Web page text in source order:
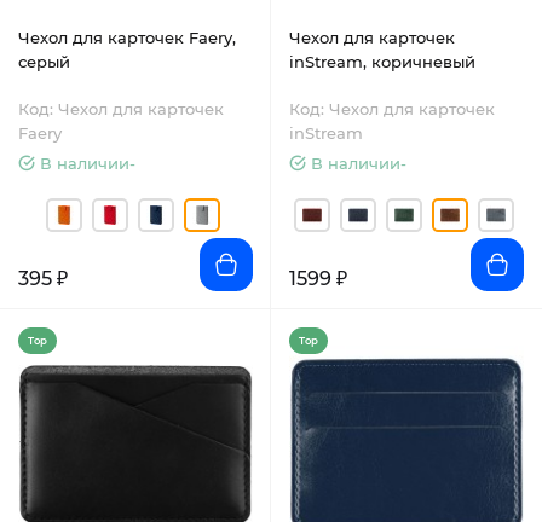
Чехол для карточек Faery,
серый
Код: Чехол для карточек
Faery
В наличии-
395 ₽
Чехол для карточек
inStream, коричневый
Код: Чехол для карточек
inStream
В наличии-
1599 ₽
Top Top